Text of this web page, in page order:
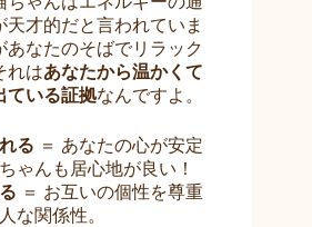
天才的だと言われていま
あなたのそばでリラック
れはあなたから温かくて
ている証拠なんですよ。
る ＝ あなたの心が安定
ゃんも居心地が良い！
＝ お互いの個性を尊重
な関係性。